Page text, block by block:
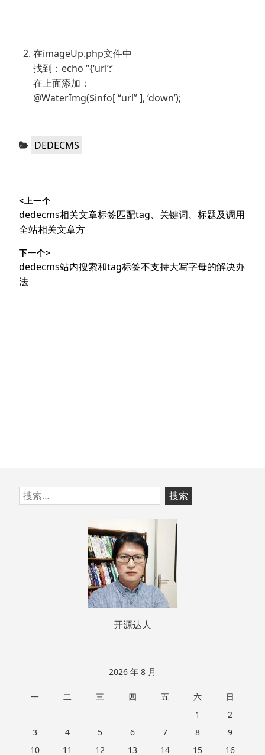
在imageUp.php文件中
找到：echo “{‘url’:’
在上面添加：
@WaterImg($info[ “url” ], ‘down’);
分
DEDECMS
章
导
航
<上一个
上
篇
章：
dedecms相关文章标签匹配tag、关键词、标题及调用
全站相关文章方
下一个>
下
篇
dedecms站内搜索和tag标签不支持大写字母的解决办
法
跳
至
搜
索：
开源达人
2026 年 8 月
一 二 三 四 五 六
日
1
2
3
4 5 6 7 8
9
10
11 12 13 14 15 16